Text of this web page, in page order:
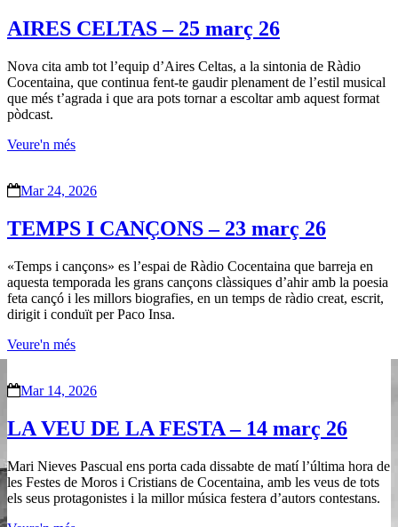
AIRES CELTAS – 25 març 26
Nova cita amb tot l’equip d’Aires Celtas, a la sintonia de Ràdio
Cocentaina, que continua fent-te gaudir plenament de l’estil musical
que més t’agrada i que ara pots tornar a escoltar amb aquest format
pòdcast.
Veure'n més
Mar 24, 2026
TEMPS I CANÇONS – 23 març 26
«Temps i cançons» es l’espai de Ràdio Cocentaina que barreja en
aquesta temporada les grans cançons clàssiques d’ahir amb la poesia
feta cançó i les millors biografies, en un temps de ràdio creat, escrit,
dirigit i conduït per Paco Insa.
Veure'n més
Mar 14, 2026
LA VEU DE LA FESTA – 14 març 26
Mari Nieves Pascual ens porta cada dissabte de matí l’última hora de
les Festes de Moros i Cristians de Cocentaina, amb les veus de tots
els seus protagonistes i la millor música festera d’autors contestans.